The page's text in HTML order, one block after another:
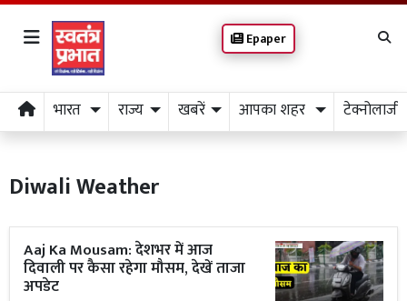
Epaper
भारत राज्य खबरें आपका शहर टेक्नोलाजी
Diwali Weather
Aaj Ka Mousam: देशभर में आज
दिवाली पर कैसा रहेगा मौसम, देखें ताजा
अपडेट